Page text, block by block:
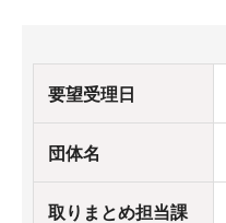
要望受理日
団体名
取りまとめ担当課